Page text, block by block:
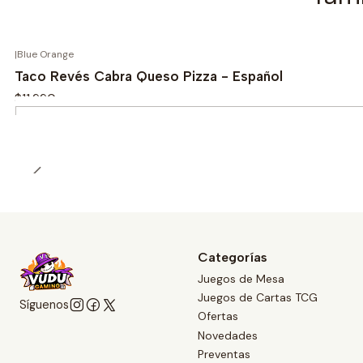
|Blue Orange
Taco Revés Cabra Queso Pizza - Español
$11.990
Síguenos
Categorías
Juegos de Mesa
Juegos de Cartas TCG
Ofertas
Novedades
Preventas